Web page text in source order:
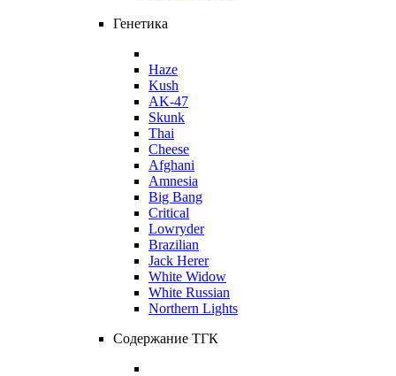
Генетика
Haze
Kush
AK-47
Skunk
Thai
Cheese
Afghani
Amnesia
Big Bang
Critical
Lowryder
Brazilian
Jack Herer
White Widow
White Russian
Northern Lights
Содержание ТГК